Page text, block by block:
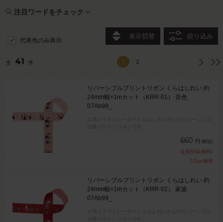
注目ワードをチェック
代表色のみ表示
表示切替 絞り込み
全 41 件 1 2
リバーシブルプリントリボン くらはしれい 約
24mm幅×1mカット（KRR-01） 音色
07Ab99_
人気イラストレーターくらはしれいさんのリバーシブル
仕様のサテンリボンです。
660 円 (税込)
会員登録(無料)
30pt獲得
リバーシブルプリントリボン くらはしれい 約
24mm幅×1mカット（KRR-02） 家族
07Ab99_
人気イラストレーターくらはしれいさんのリバーシブル
仕様のサテンリボンです。